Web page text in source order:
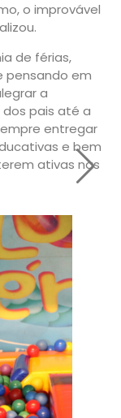
o improvável
de férias,
pensando em
a
pais até a
entregar
e bem
ativas nas